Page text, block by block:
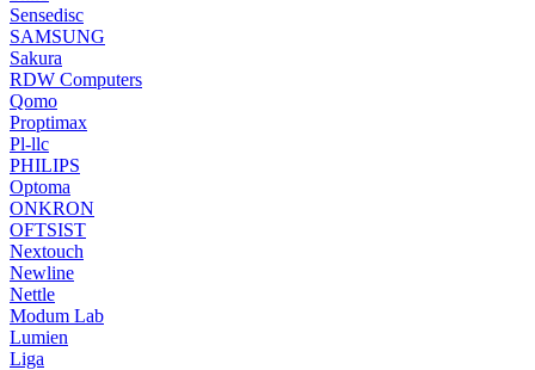
Sensedisc
SAMSUNG
Sakura
RDW Computers
Qomo
Proptimax
Pl-llc
PHILIPS
Optoma
ONKRON
OFTSIST
Nextouch
Newline
Nettle
Modum Lab
Lumien
Liga